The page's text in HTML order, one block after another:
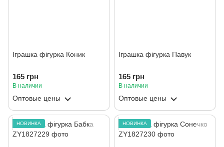
Іграшка фігурка Коник
165 грн
В наличии
Оптовые цены
Іграшка фігурка Павук
165 грн
В наличии
Оптовые цены
НОВИНКА НОВИНКА